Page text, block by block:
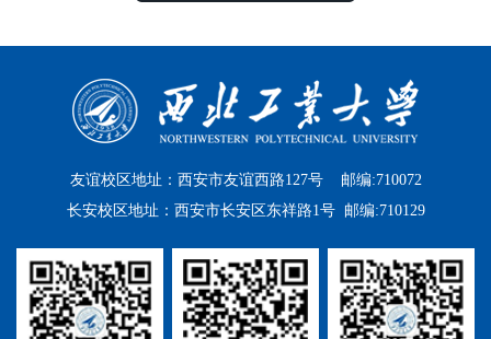
友谊校区地址：西安市友谊西路127号 邮编:710072
长安校区地址：西安市长安区东祥路1号 邮编:710129